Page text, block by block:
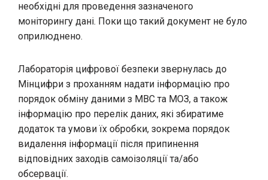
необхідні для проведення зазначеного
моніторингу дані. Поки що такий документ не було
оприлюднено.
Лабораторія цифрової безпеки звернулась до
Мінцифри з проханням надати інформацію про
порядок обміну даними з МВС та МОЗ, а також
інформацію про перелік даних, які збиратиме
додаток та умови їх обробки, зокрема порядок
видалення інформації після припинення
відповідних заходів самоізоляції та/або
обсервації.